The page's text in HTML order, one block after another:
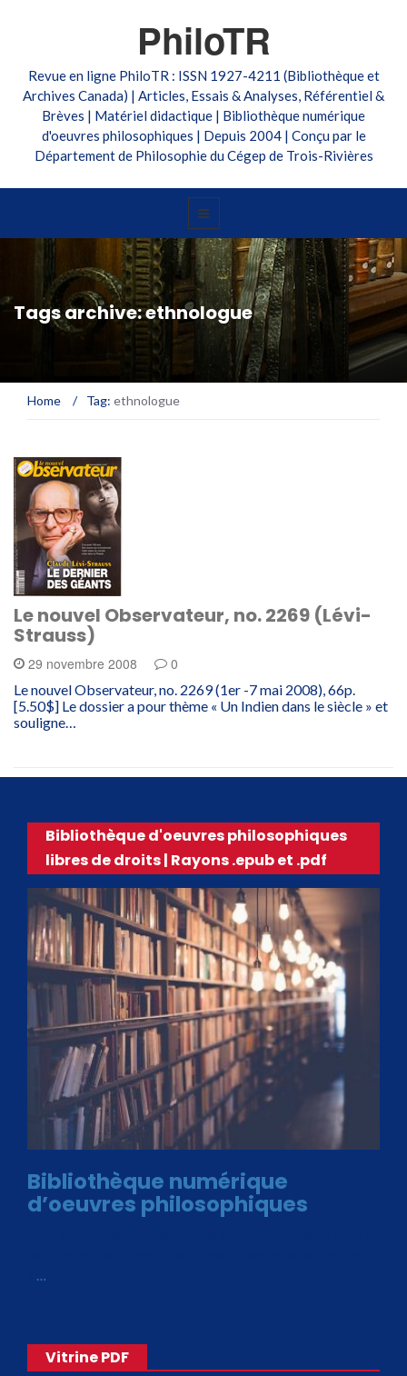
PhiloTR
Revue en ligne PhiloTR : ISSN 1927-4211 (Bibliothèque et
Archives Canada) | Articles, Essais & Analyses, Référentiel &
Brèves | Matériel didactique | Bibliothèque numérique
d'oeuvres philosophiques | Depuis 2004 | Conçu par le
Département de Philosophie du Cégep de Trois-Rivières
Tags archive: ethnologue
Home / Tag: ethnologue
Le nouvel Observateur, no. 2269 (Lévi-
Strauss)
29 novembre 2008 0
Le nouvel Observateur, no. 2269 (1er -7 mai 2008), 66p.
[5.50$] Le dossier a pour thème « Un Indien dans le siècle » et
souligne…
Bibliothèque d'oeuvres philosophiques
libres de droits | Rayons .epub et .pdf
Bibliothèque numérique
d’oeuvres philosophiques
…
Vitrine PDF